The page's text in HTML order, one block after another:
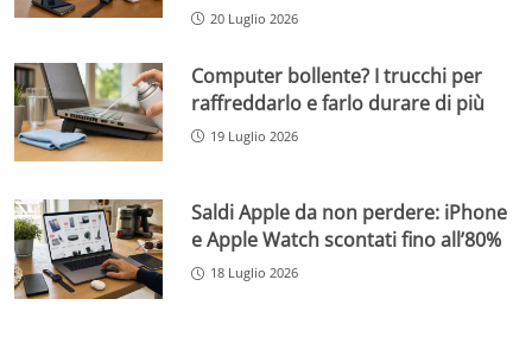
20 Luglio 2026
Computer bollente? I trucchi per
raffreddarlo e farlo durare di più
19 Luglio 2026
Saldi Apple da non perdere: iPhone
e Apple Watch scontati fino all’80%
18 Luglio 2026